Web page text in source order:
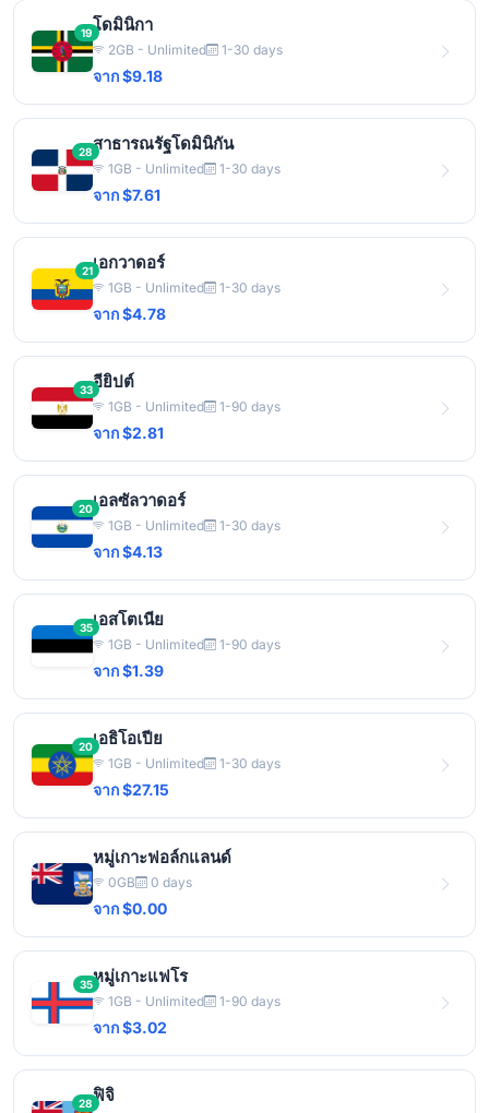
19โดมินิกา
2GB - Unlimited 1-30 days
จาก $9.18
28สาธารณรัฐโดมินิกัน
1GB - Unlimited 1-30 days
จาก $7.61
21เอกวาดอร์
1GB - Unlimited 1-30 days
จาก $4.78
33อียิปต์
1GB - Unlimited 1-90 days
จาก $2.81
20เอลซัลวาดอร์
1GB - Unlimited 1-30 days
จาก $4.13
35เอสโตเนีย
1GB - Unlimited 1-90 days
จาก $1.39
20เอธิโอเปีย
1GB - Unlimited 1-30 days
จาก $27.15
หมู่เกาะฟอล์กแลนด์
0GB 0 days
จาก $0.00
35หมู่เกาะแฟโร
1GB - Unlimited 1-90 days
จาก $3.02
28ฟิจิ